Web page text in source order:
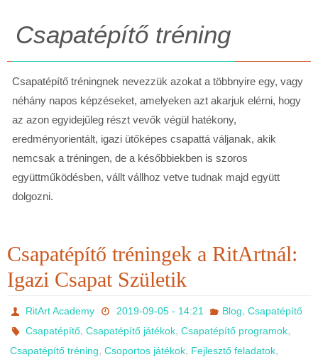
Csapatépítő tréning
Csapatépítő tréningnek nevezzük azokat a többnyire egy, vagy
néhány napos képzéseket, amelyeken azt akarjuk elérni, hogy
az azon egyidejűleg részt vevők végül hatékony,
eredményorientált, igazi ütőképes csapattá váljanak, akik
nemcsak a tréningen, de a későbbiekben is szoros
együttműködésben, vállt vállhoz vetve tudnak majd együtt
dolgozni.
Csapatépítő tréningek a RitArtnál:
Igazi Csapat Születik
RitArt Academy 2019-09-05 - 14:21 Blog, Csapatépítő
Csapatépítő,Csapatépítő játékok,Csapatépítő programok,
Csapatépítő tréning, Csoportos játékok, Fejlesztő feladatok,